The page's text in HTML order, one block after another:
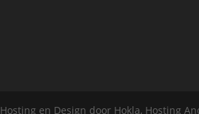
Hosting en Design door Hokla, Hosting